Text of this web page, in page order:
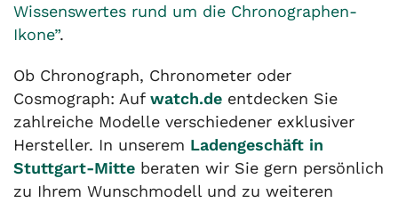
Wissenswertes rund um die Chronographen-
Ikone”.
Ob Chronograph, Chronometer oder
Cosmograph: Auf watch.de entdecken Sie
zahlreiche Modelle verschiedener exklusiver
Hersteller. In unserem Ladengeschäft in
Stuttgart-Mitte beraten wir Sie gern persönlich
zu Ihrem Wunschmodell und zu weiteren